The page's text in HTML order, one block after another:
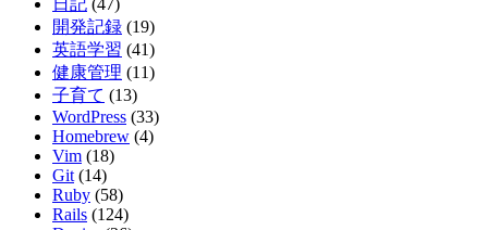
開発記録 (19)
英語学習 (41)
健康管理 (11)
子育て (13)
WordPress (33)
Homebrew (4)
Vim (18)
Git (14)
Ruby (58)
Rails (124)